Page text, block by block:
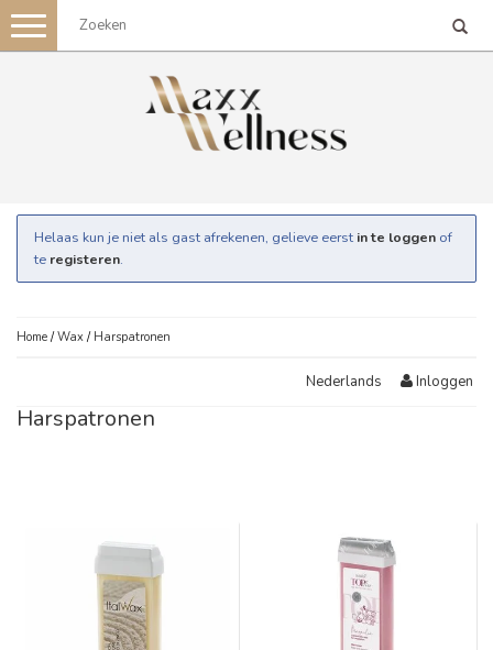
Toggle
navigation
Helaas kun je niet als gast afrekenen, gelieve eerst in te loggen of
te registeren.
Home /Wax / Harspatronen
Nederlands Inloggen
Harspatronen